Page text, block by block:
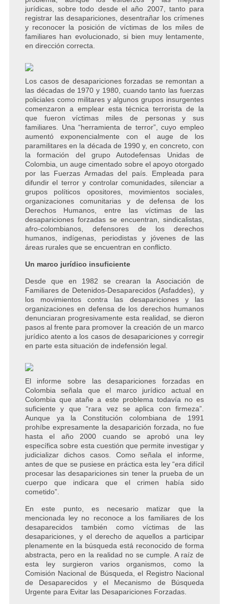
jurídicas, sobre todo desde el año 2007, tanto para
registrar las desapariciones, desentrañar los crímenes
y reconocer la posición de víctimas de los miles de
familiares han evolucionado, si bien muy lentamente,
en dirección correcta.
Los casos de desapariciones forzadas se remontan a
las décadas de 1970 y 1980, cuando tanto las fuerzas
policiales como militares y algunos grupos insurgentes
comenzaron a emplear esta técnica terrorista de la
que fueron víctimas miles de personas y sus
familiares. Una “herramienta de terror”, cuyo empleo
aumentó exponencialmente con el auge de los
paramilitares en la década de 1990 y, en concreto, con
la formación del grupo Autodefensas Unidas de
Colombia, un auge cimentado sobre el apoyo otorgado
por las Fuerzas Armadas del país. Empleada para
difundir el terror y controlar comunidades, silenciar a
grupos políticos opositores, movimientos sociales,
organizaciones comunitarias y de defensa de los
Derechos Humanos, entre las víctimas de las
desapariciones forzadas se encuentran, sindicalistas,
afro-colombianos, defensores de los derechos
humanos, indígenas, periodistas y jóvenes de las
áreas rurales que se encuentran en conflicto.
Un marco jurídico insuficiente
Desde que en 1982 se crearan la Asociación de
Familiares de Detenidos-Desaparecidos (Asfaddes), y
los movimientos contra las desapariciones y las
organizaciones en defensa de los derechos humanos
denunciaran progresivamente esta realidad, se dieron
pasos al frente para promover la creación de un marco
jurídico atento a los casos de desapariciones y corregir
en parte esta situación de indefensión legal.
El informe sobre las desapariciones forzadas en
Colombia señala que el marco jurídico actual en
Colombia que atañe a este problema todavía no es
suficiente y que “rara vez se aplica con firmeza”.
Aunque ya la Constitución colombiana de 1991
prohíbe expresamente la desaparición forzada, no fue
hasta el año 2000 cuando se aprobó una ley
específica sobre esta cuestión que permite investigar y
judicializar dichos casos. Como señala el informe,
antes de que se pusiese en práctica esta ley “era difícil
procesar las desapariciones sin tener la prueba de un
cuerpo que indicara que el crimen había sido
cometido”.
En este punto, es necesario matizar que la
mencionada ley no reconoce a los familiares de los
desaparecidos también como víctimas de las
desapariciones, y el derecho de aquellos a participar
plenamente en la búsqueda está reconocido de forma
abstracta, pero en la realidad no se cumple. A raíz de
esta ley surgieron varios organismos, como la
Comisión Nacional de Búsqueda, el Registro Nacional
de Desaparecidos y el Mecanismo de Búsqueda
Urgente para Evitar las Desapariciones Forzadas.